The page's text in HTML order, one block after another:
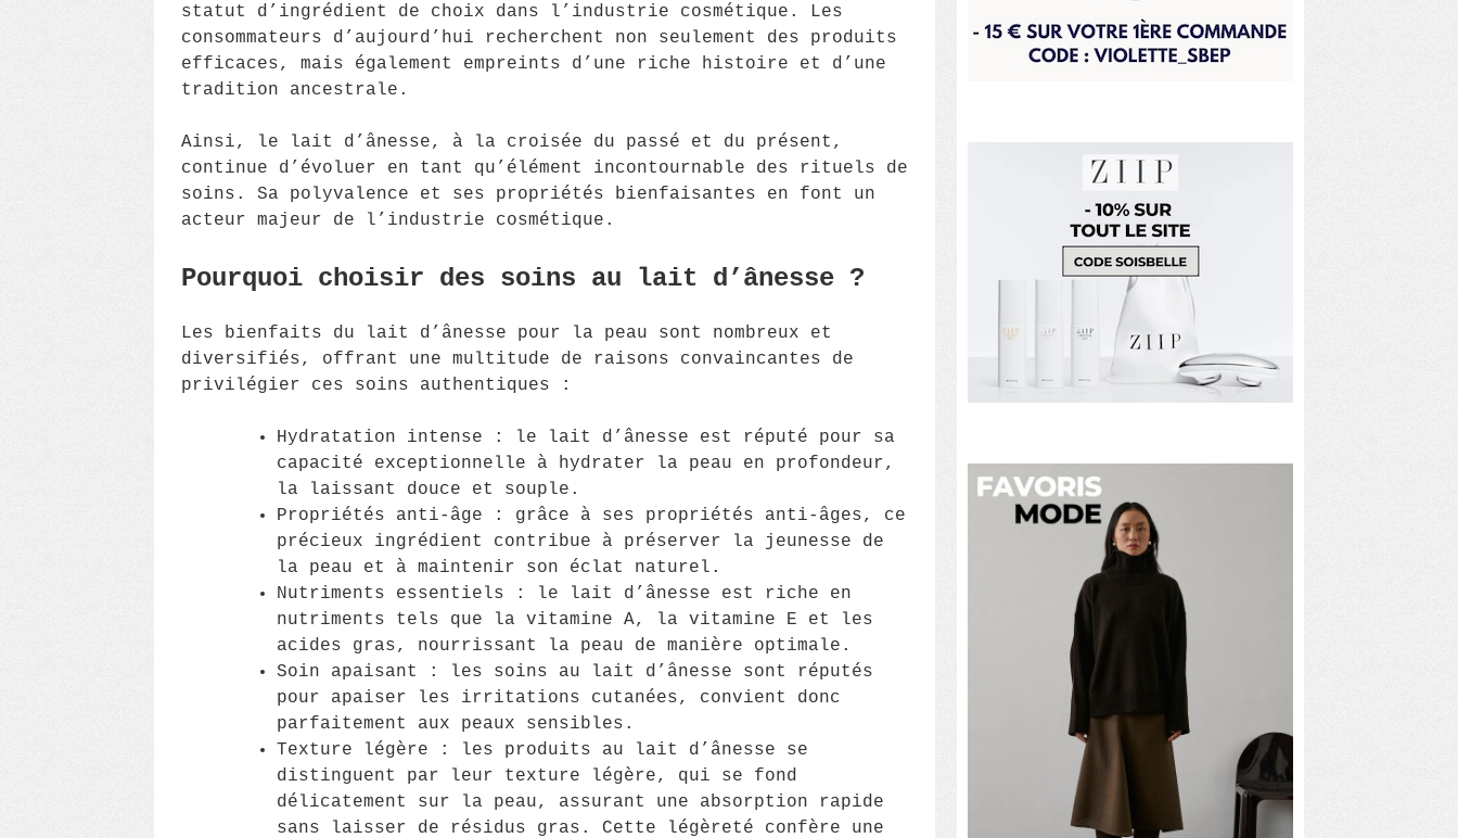
statut d’ingrédient de choix dans l’industrie cosmétique. Les
consommateurs d’aujourd’hui recherchent non seulement des produits
efficaces, mais également empreints d’une riche histoire et d’une
tradition ancestrale.
Ainsi, le lait d’ânesse, à la croisée du passé et du présent,
continue d’évoluer en tant qu’élément incontournable des rituels de
soins. Sa polyvalence et ses propriétés bienfaisantes en font un
acteur majeur de l’industrie cosmétique.
Pourquoi choisir des soins au lait d’ânesse ?
Les bienfaits du lait d’ânesse pour la peau sont nombreux et
diversifiés, offrant une multitude de raisons convaincantes de
privilégier ces soins authentiques :
Hydratation intense : le lait d’ânesse est réputé pour sa
capacité exceptionnelle à hydrater la peau en profondeur,
la laissant douce et souple.
Propriétés anti-âge : grâce à ses propriétés anti-âges, ce
précieux ingrédient contribue à préserver la jeunesse de
la peau et à maintenir son éclat naturel.
Nutriments essentiels : le lait d’ânesse est riche en
nutriments tels que la vitamine A, la vitamine E et les
acides gras, nourrissant la peau de manière optimale.
Soin apaisant : les soins au lait d’ânesse sont réputés
pour apaiser les irritations cutanées, convient donc
parfaitement aux peaux sensibles.
Texture légère : les produits au lait d’ânesse se
distinguent par leur texture légère, qui se fond
délicatement sur la peau, assurant une absorption rapide
sans laisser de résidus gras. Cette légèreté confère une